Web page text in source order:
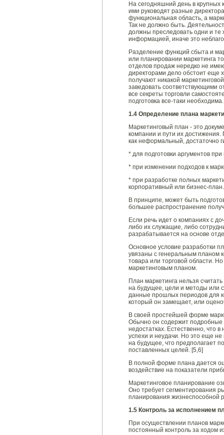
На сегодняшний день в крупных
ими руководят разные
функциональная область, а
Так не должно быть.
должны преследовать одни и
информацией, иначе это
Разделение функций сбыта и
или планировании маркетинга
отделов продаж нередко не
директорами дело обстоит еще
получают никакой
заведовать соответствующими
все секреты торговли
подготовка все-таки
1.4 Определение плана
Маркетинговый план - это
компании и пути их
как неформальный, достаточно
* для подготовки аргументов
* при изменении подходов к
* при разработке полных
корпоративный или бизнес-план.
В принципе, может быть
большее распространение
Если речь идет о компаниях с
либо их служащие, либо
разрабатывается на основе
Основное условие разработки
увязаны с генеральным планом
товара или торговой области.
маркетинговым планом.
План маркетинга нельзя
на будущее, цели и методы или
данные прошлых периодов для
который он замещает, или
В своей простейшей форме
Обычно он содержит подробные
недостатках. Естественно, что
успехи и неудачи. Но это еще не
на будущее, что предполагает
поставленных целей. [5,6]
В полной форме плана дается
воздействие на показатели
Маркетинговое планирование
Оно требует сегментирования
планирования жизнеспособной
1.5 Контроль за исполнением
При осуществлении планов
постоянный контроль за ходом